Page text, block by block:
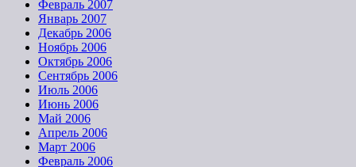
Февраль 2007
Январь 2007
Декабрь 2006
Ноябрь 2006
Октябрь 2006
Сентябрь 2006
Июль 2006
Июнь 2006
Май 2006
Апрель 2006
Март 2006
Февраль 2006